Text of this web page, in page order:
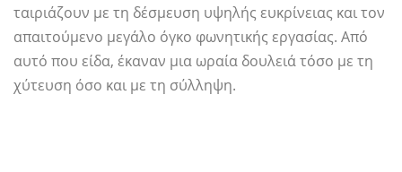
ταιριάζουν με τη δέσμευση υψηλής ευκρίνειας και τον
απαιτούμενο μεγάλο όγκο φωνητικής εργασίας. Από
αυτό που είδα, έκαναν μια ωραία δουλειά τόσο με τη
χύτευση όσο και με τη σύλληψη.